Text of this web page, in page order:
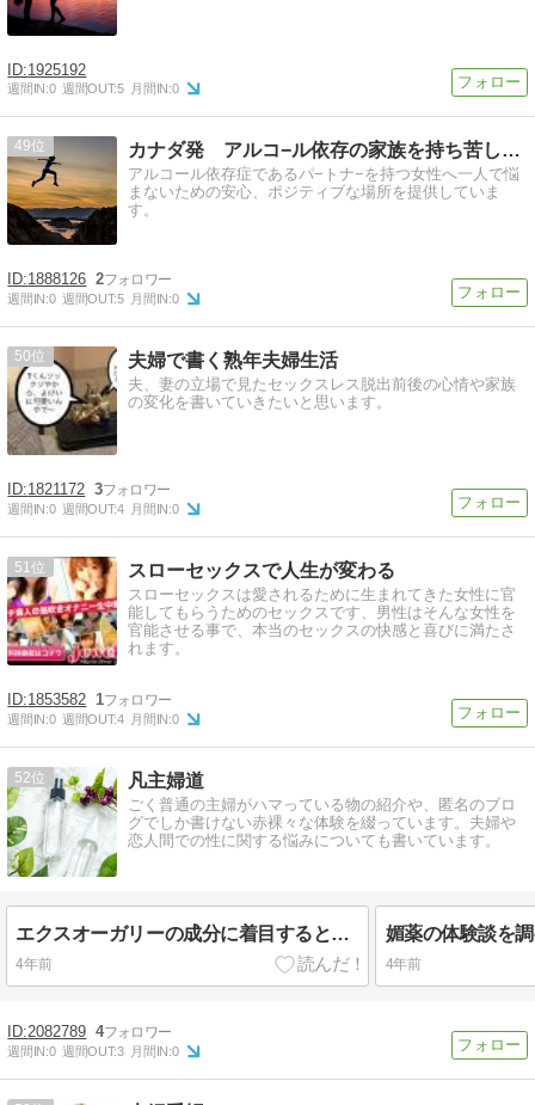
1925192
週間IN:0 週間OUT:5 月間IN:0
49 カナダ発 アルコ−ル依存の家族を持ち苦しんでいる女性を応援
アルコール依存症であるパ−トナ−を持つ女性へ一人で悩
まないための安心、ポジティブな場所を提供していま
す。
1888126 2
週間IN:0 週間OUT:5 月間IN:0
50 夫婦で書く熟年夫婦生活
夫、妻の立場で見たセックスレス脱出前後の心情や家族
の変化を書いていきたいと思います。
1821172 3
週間IN:0 週間OUT:4 月間IN:0
51 スローセックスで人生が変わる
スローセックスは愛されるために生まれてきた女性に官
能してもらうためのセックスです、男性はそんな女性を
官能させる事で、本当のセックスの快感と喜びに満たさ
れます。
1853582 1
週間IN:0 週間OUT:4 月間IN:0
52 凡主婦道
ごく普通の主婦がハマっている物の紹介や、匿名のブロ
グでしか書けない赤裸々な体験を綴っています。夫婦や
恋人間での性に関する悩みについても書いています。
エクスオーガリーの成分に着目すると女性にとって色々と嬉しい効果がある話
4年前 4年前
2082789 4
週間IN:0 週間OUT:3 月間IN:0